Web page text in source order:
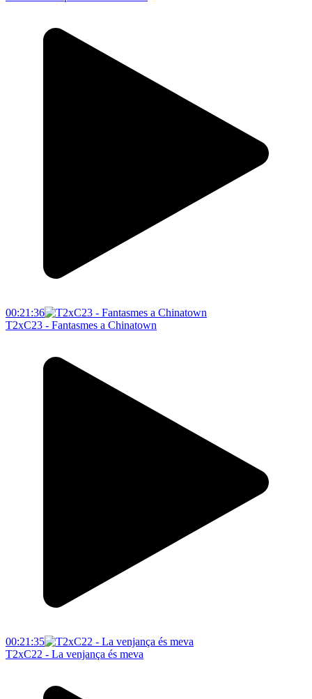
00:21:36
T2xC23 - Fantasmes a Chinatown
00:21:35
T2xC22 - La venjança és meva